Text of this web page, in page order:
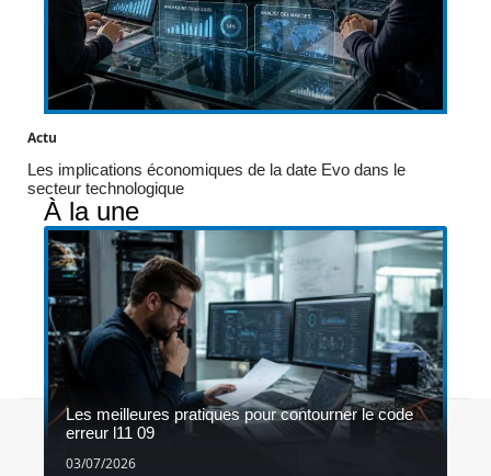
Actu
Les implications économiques de la date Evo dans le
secteur technologique
À la une
Les meilleures pratiques pour contourner le code
erreur l11 09
03/07/2026
Contact Mentions légales Sitemap